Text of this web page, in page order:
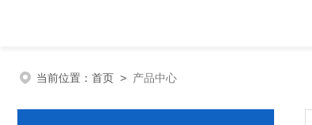
当前位置： 首页 > 产品中心